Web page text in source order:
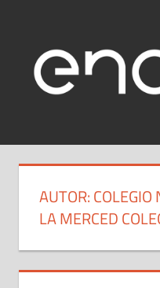
contenido
Reto
Tech
Endesa
2020-
AUTOR:
LA MERCED